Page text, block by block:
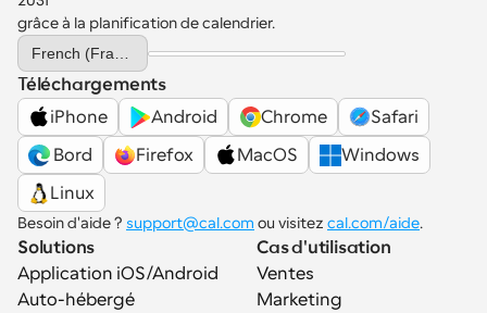
grâce à la planification de calendrier.
Select Language
Téléchargements
iPhone
Android Chrome
Safari
Bord
Firefox MacOS
Windows
Linux
Besoin d'aide ? support@cal.com ou visitez cal.com/aide.
Solutions
Application iOS/Android
Auto-hébergé
Cas d'utilisation
Ventes
Marketing